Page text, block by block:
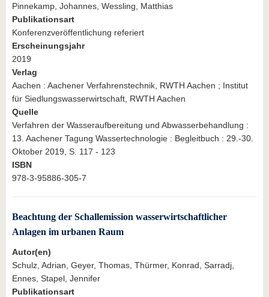
Pinnekamp, Johannes, Wessling, Matthias
Publikationsart
Konferenzveröffentlichung referiert
Erscheinungsjahr
2019
Verlag
Aachen : Aachener Verfahrenstechnik, RWTH Aachen ; Institut
für Siedlungswasserwirtschaft, RWTH Aachen
Quelle
Verfahren der Wasseraufbereitung und Abwasserbehandlung :
13. Aachener Tagung Wassertechnologie : Begleitbuch : 29.-30.
Oktober 2019, S. 117 - 123
ISBN
978-3-95886-305-7
Beachtung der Schallemission wasserwirtschaftlicher
Anlagen im urbanen Raum
Autor(en)
Schulz, Adrian, Geyer, Thomas, Thürmer, Konrad, Sarradj,
Ennes, Stapel, Jennifer
Publikationsart